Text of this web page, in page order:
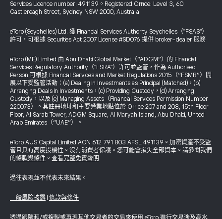
Services Licence number: 491139。Registered Office: Level 3, 60
Castlereagh Street, Sydney NSW 2000, Australia
eToro (Seychelles) Ltd. 獲 Financial Services Authority Seychelles（"FSAS"）
許可，可根據 Securities Act 2007 License #SD076 提供 broker-dealer 服務
eToro (ME) Limited 由 Abu Dhabi Global Market（“ADGM”）的 Financial
Services Regulatory Authority（"FSRA"）許可並監管，作為 Authorised
Person 可根據 Financial Services and Market Regulations 2015（“FSMR”）開
展以下受監管活動：(a) Dealing in Investments as Principal (Matched)，(b)
Arranging Deals in Investments，(c) Providing Custody，(d) Arranging
Custody，以及 (e) Managing Assets（Financial Services Permission Number
220073）。其註冊地址和主要營業地點位於 Office 207 and 208, 15th Floor
Floor, Al Sarab Tower, ADGM Square, Al Maryah Island, Abu Dhabi, United
Arab Emirates（“UAE”）。
eToro AUS Capital Limited ACN 612 791 803 AFSL 491139。加密資產不受監
管且具有高度投機性。沒有消費者保護。您可能會損失全部資本。請參閱我們
的條款與條件 。 查看完整免責聲明
過往表現並不代表未來結果。
一般風險披露 條款與條件
透過跟隨和/或複製或再現其他交易者的交易來使用 eToro 進行交易涉及高水